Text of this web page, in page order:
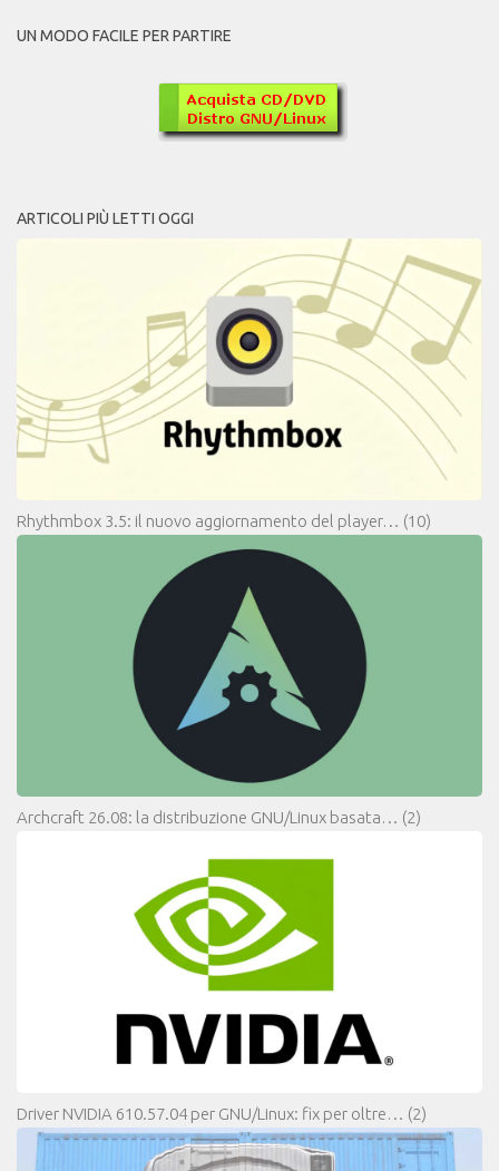
UN MODO FACILE PER PARTIRE
ARTICOLI PIÙ LETTI OGGI
Rhythmbox 3.5: il nuovo aggiornamento del player… (10)
Archcraft 26.08: la distribuzione GNU/Linux basata… (2)
Driver NVIDIA 610.57.04 per GNU/Linux: fix per oltre… (2)